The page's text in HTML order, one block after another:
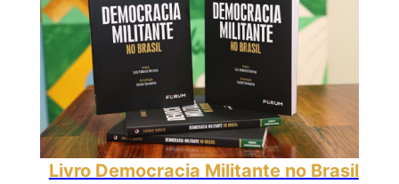
Livro Democracia Militante no Brasil